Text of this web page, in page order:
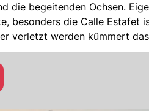
die begeitenden Ochsen.
besonders die Calle Estafet
verletzt werden kümmert
gegen die Stiere
Museum.